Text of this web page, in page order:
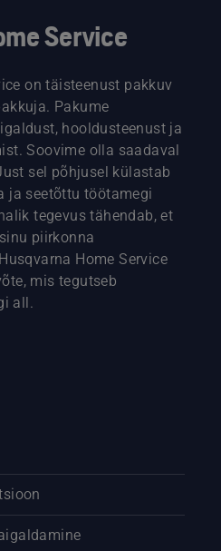
Service
on täisteenust pakkuv
Pakume
hooldusteenust ja
Soovime olla saadaval
sel põhjusel külastab
ja seetõttu töötamegi
tegevus tähendab, et
piirkonna
Home Service
mis tegutseb
all.